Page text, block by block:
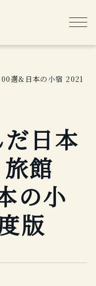
選&日本の小宿 2021
日本
館
の小
版